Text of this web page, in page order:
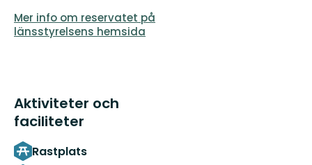
Mer info om reservatet på
länsstyrelsens hemsida
Aktiviteter och
faciliteter
Rastplats